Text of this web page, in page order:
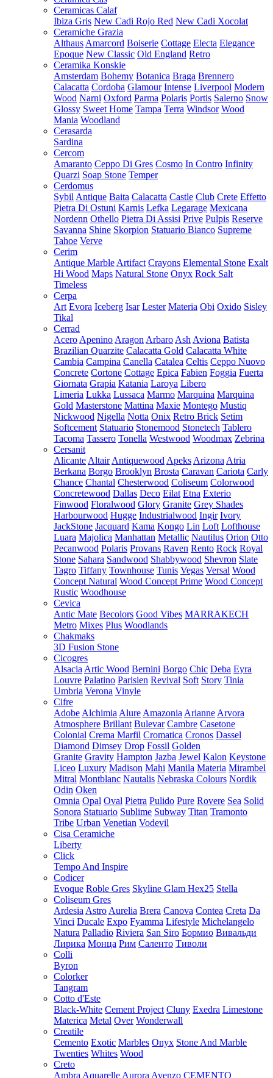
Ceramicas Calaf
Ibiza Gris New Cadi Rojo Red New Cadi Xocolat
Ceramiche Grazia
Althaus Amarcord Boiserie Cottage Electa Elegance
Epoque New Classic Old England Retro
Ceramika Konskie
Amsterdam Bohemy Botanica Braga Brennero
Calacatta Cordoba Glamour Intense Liverpool Modern
Wood Narni Oxford Parma Polaris Portis Salerno Snow
Glossy Sweet Home Tampa Terra Windsor Wood
Mania Woodland
Cerasarda
Sardina
Cercom
Amaranto Ceppo Di Gres Cosmo In Contro Infinity
Quarzi Soap Stone Temper
Cerdomus
Sybil Antique Baita Calacatta Castle Club Crete Effetto
Pietra Di Ostuni Karnis Lefka Legarage Mexicana
Nordenn Othello Pietra Di Assisi Prive Pulpis Reserve
Savanna Shine Skorpion Statuario Bianco Supreme
Tahoe Verve
Cerim
Antique Marble Artifact Crayons Elemental Stone Exalt
Hi Wood Maps Natural Stone Onyx Rock Salt
Timeless
Cerpa
Art Evora Iceberg Isar Lester Materia Obi Oxido Sisley
Tikal
Cerrad
Acero Apenino Aragon Arbaro Ash Aviona Batista
Brazilian Quarzite Calacatta Gold Calacatta White
Cambia Campina Canella Catalea Celtis Ceppo Nuovo
Concrete Cortone Cottage Epica Fabien Foggia Fuerta
Giornata Grapia Katania Laroya Libero
Limeria Lukka Lussaca Marmo Marquina Marquina
Gold Masterstone Mattina Maxie Montego Mustiq
Nickwood Nigella Notta Onix Retro Brick Setim
Softcement Statuario Stonemood Stonetech Tablero
Tacoma Tassero Tonella Westwood Woodmax Zebrina
Cersanit
Alicante Altair Antiquewood Apeks Arizona Atria
Berkana Borgo Brooklyn Brosta Caravan Cariota Carly
Chance Chantal Chesterwood Coliseum Colorwood
Concretewood Dallas Deco Eilat Etna Exterio
Finwood Floralwood Glory Granite Grey Shades
Harbourwood Hugge Industrialwood Ingir Ivory
JackStone Jacquard Kama Kongo Lin Loft Lofthouse
Luara Majolica Manhattan Metallic Nautilus Orion Otto
Pecanwood Polaris Provans Raven Rento Rock Royal
Stone Sahara Sandwood Shabbywood Shevron Slate
Tagro Tiffany Townhouse Tunis Vegas Versal Wood
Concept Natural Wood Concept Prime Wood Concept
Rustic Woodhouse
Cevica
Antic Mate Becolors Good Vibes MARRAKECH
Metro Mixes Plus Woodlands
Chakmaks
3D Fusion Stone
Cicogres
Alsacia Artic Wood Bernini Borgo Chic Deba Eyra
Louvre Palatino Parisien Revival Soft Story Tinia
Umbria Verona Vinyle
Cifre
Adobe Alchimia Alure Amazonia Arianne Arvora
Atmosphere Brillant Bulevar Cambre Casetone
Colonial Crema Marfil Cromatica Cronos Dassel
Diamond Dimsey Drop Fossil Golden
Granite Gravity Hampton Jazba Jewel Kalon Keystone
Liceo Luxury Madison Mahi Manila Materia Mirambel
Mitral Montblanc Nautalis Nebraska Colours Nordik
Odin Oken
Omnia Opal Oval Pietra Pulido Pure Rovere Sea Solid
Sonora Statuario Sublime Subway Titan Tramonto
Tribe Urban Venetian Vodevil
Cisa Ceramiche
Liberty
Click
Tempo And Inspire
Codicer
Evoque Roble Gres Skyline Glam Hex25 Stella
Coliseum Gres
Ardesia Astro Aurelia Brera Canova Contea Creta Da
Vinci Ducale Expo Fyamma Lifestyle Michelangelo
Natura Palladio Riviera San Siro Бормио Вивальди
Лирика Монца Рим Саленто Тиволи
Colli
Byron
Colorker
Tangram
Cotto d'Este
Black-White Cement Project Cluny Exedra Limestone
Materica Metal Over Wonderwall
Creatile
Cemento Exotic Marbles Onyx Stone And Marble
Twenties Whites Wood
Creto
Ambra Aquarelle Aurora Avenzo CEMENTO